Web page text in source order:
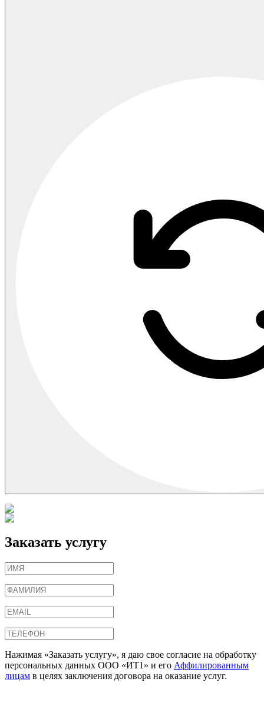
Заказать услугу
Нажимая «Заказать услугу», я даю свое согласие на обработку
персональных данных ООО «ИТ1» и его Аффилированным
лицам в целях заключения договора на оказание услуг.